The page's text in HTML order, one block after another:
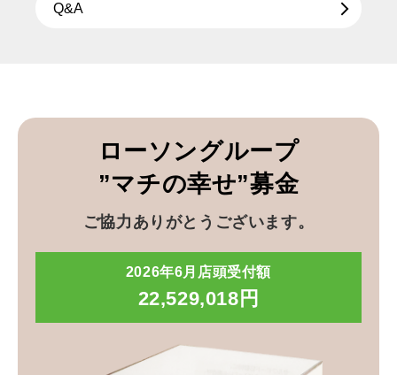
Q&A
ローソングループ
”マチの幸せ”募金
ご協力ありがとうございます。
2026年6月店頭受付額
22,529,018円